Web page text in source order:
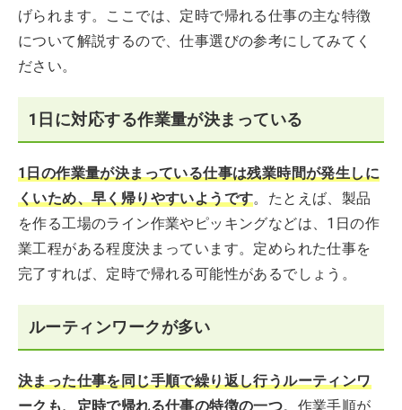
げられます。ここでは、定時で帰れる仕事の主な特徴
について解説するので、仕事選びの参考にしてみてく
ださい。
1日に対応する作業量が決まっている
1日の作業量が決まっている仕事は残業時間が発生しに
くいため、早く帰りやすいようです。たとえば、製品
を作る工場のライン作業やピッキングなどは、1日の作
業工程がある程度決まっています。定められた仕事を
完了すれば、定時で帰れる可能性があるでしょう。
ルーティンワークが多い
決まった仕事を同じ手順で繰り返し行うルーティンワ
ークも、定時で帰れる仕事の特徴の一つ。作業手順が